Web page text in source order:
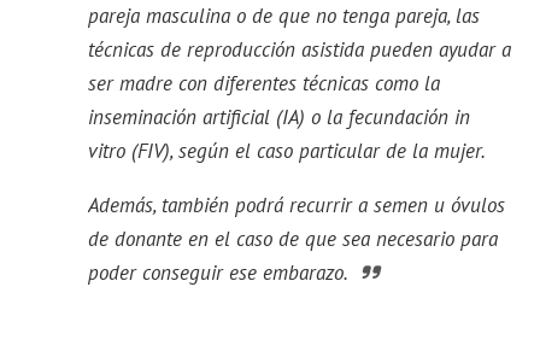
pareja masculina o de que no tenga pareja, las
técnicas de reproducción asistida pueden ayudar a
ser madre con diferentes técnicas como la
inseminación artificial (IA) o la fecundación in
vitro (FIV), según el caso particular de la mujer.
Además, también podrá recurrir a semen u óvulos
de donante en el caso de que sea necesario para
poder conseguir ese embarazo.